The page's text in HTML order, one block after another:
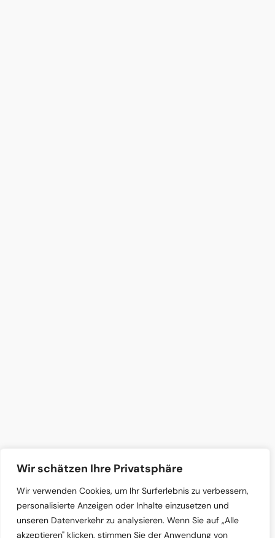
Wir schätzen Ihre Privatsphäre
Wir verwenden Cookies, um Ihr Surferlebnis zu verbessern,
personalisierte Anzeigen oder Inhalte einzusetzen und
unseren Datenverkehr zu analysieren. Wenn Sie auf „Alle
akzeptieren" klicken, stimmen Sie der Anwendung von